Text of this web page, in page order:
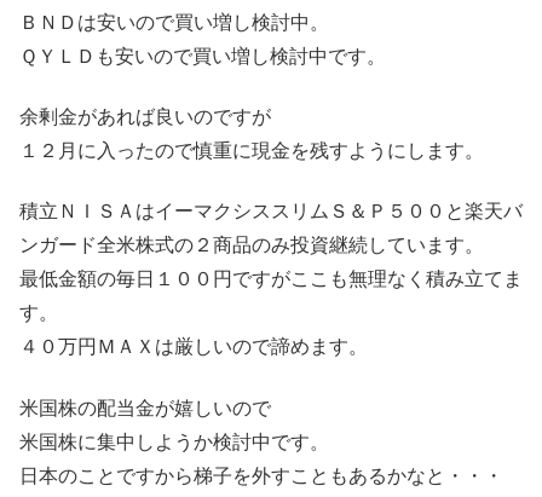
ＢＮＤは安いので買い増し検討中。
ＱＹＬＤも安いので買い増し検討中です。
余剰金があれば良いのですが
１２月に入ったので慎重に現金を残すようにします。
積立ＮＩＳＡはイーマクシススリムＳ＆Ｐ５００と楽天バ
ンガード全米株式の２商品のみ投資継続しています。
最低金額の毎日１００円ですがここも無理なく積み立てま
す。
４０万円ＭＡＸは厳しいので諦めます。
米国株の配当金が嬉しいので
米国株に集中しようか検討中です。
日本のことですから梯子を外すこともあるかなと・・・